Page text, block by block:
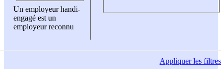
Un employeur handi-
engagé est un
employeur reconnu
Appliquerles filtres